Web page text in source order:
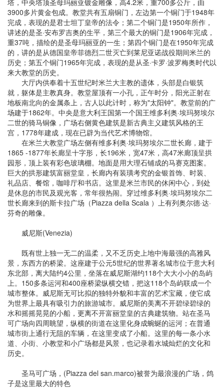
3900多片黄金包成。教堂共有五扇铜门，左边第一个铜门于1948年
完成，表现的是君士坦丁皇帝的法令；第二个铜门是1950年所作，
讲述的是圣·安布罗吉奥的生平，第三个最大的铜门是1906年完成，
重37吨，描绘的是圣母玛丽亚的一生；第四个铜门是在1950年完成
的，讲的是从德国皇帝菲德烈二世灭亡到莱尼亚诺战役期间米兰的
历史；第五个铜门1965年完成，表现的是从圣·卡罗·波罗梅奥时代以
来大教堂的历史。
大厅内供奉着十五世纪时米兰大主教的遗体，头部是白银筑
就，躯体是主教真身。教堂屋顶有一小孔，正午时分，阳光正射在
地板南北向的金属条上，古人以此计时，称为"太阳钟"。教堂前的广
场建于1862年。中央是意大利王国第一个国王维多利奥·埃玛努埃尔
二世的骑马铜像，广场右侧黄色建筑是新古典主义建筑风格的王
宫，1778年建成，现在已辟为当代艺术博物馆。
在米兰大教堂广场左侧有维多利奥·埃玛努埃尔二世长廊，建于
1865 -1877年长廊呈十字形，长196米，宽47米，高47米廊顶呈拱
园形，顶上装有彩色玻璃棚。地面是用大理石铺成的马赛克图案。
巨大的拱形建筑富丽堂皇，长廊内有装璜考究的金银首饰、时装、
礼品店、餐馆，咖啡厅和书店。这里是米兰市民的休闲中心，到处
是休息的市民及观光客，常年很热闹。穿过维多利奥·埃玛努埃尔二
世长廊来到的斯卡拉广场（Piazza della Scala ）上有列奥尔德·达·
芬奇的雕像。
威尼斯(Venezia)
既有世上独一无二的温柔，又不乏历史上地中海最强的高雅风
景，东西方的桥梁。这座建于公元5世纪的世界著名城市位于意大利
东北部，离大陆约4公里，坐落在威尼斯湖约118个大大小小的岛屿
上。150多条运河和400座桥梁纵横交错，把这118个岛屿联成一个
城市整体。威尼斯无可比拟的独特外貌和丰富的艺术宝藏，使它成
为世界上最具有吸引力的旅游城市。威尼斯的美离不开碧绿碧绿的
水和摇摇晃晃的小船，更离不开富丽堂皇的古典建筑物。站在圣马
可广场向四周眺望，纵横的街道在这里化身成蜿蜒的运河；在普通
城市街上通行无阻的车辆，在这里变成了小船。这里的每一条小水
道、小街、小教堂和小广场都是风景，也记录着水城灿烂的文化和
历史。
圣马可广场，(Piazza del san.marco)被誉为最浪漫的广场，鸽
子是这里最大的特色